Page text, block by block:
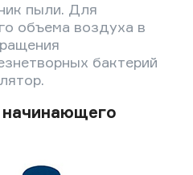
пыли. Для
объема воздуха в
бактерий